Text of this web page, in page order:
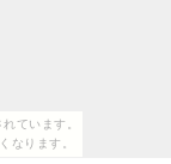
ています。
なります。